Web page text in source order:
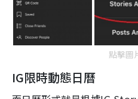
點擊圖
IG限時動態日曆